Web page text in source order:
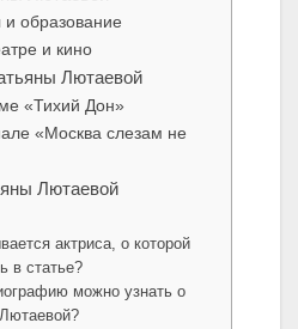
образование
и кино
Лютаевой
«Тихий Дон»
«Москва слезам не
Лютаевой
актриса, о которой
в статье?
можно узнать о